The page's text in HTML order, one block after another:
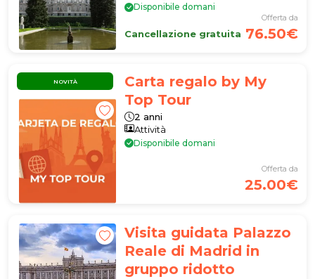
Disponibile domani
Cancellazione gratuita
Offerta da
76.50€
NOVITÀ
Carta regalo by My
Top Tour
2 anni
Attività
Disponibile domani
Offerta da
25.00€
Visita guidata Palazzo
Reale di Madrid in
gruppo ridotto